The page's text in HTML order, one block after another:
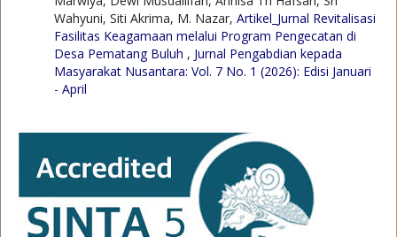
Wahyuni, Siti Akrima, M. Nazar, Artikel_Jurnal Revitalisasi
Fasilitas Keagamaan melalui Program Pengecatan di
Desa Pematang Buluh , Jurnal Pengabdian kepada
Masyarakat Nusantara: Vol. 7 No. 1 (2026): Edisi Januari
- April